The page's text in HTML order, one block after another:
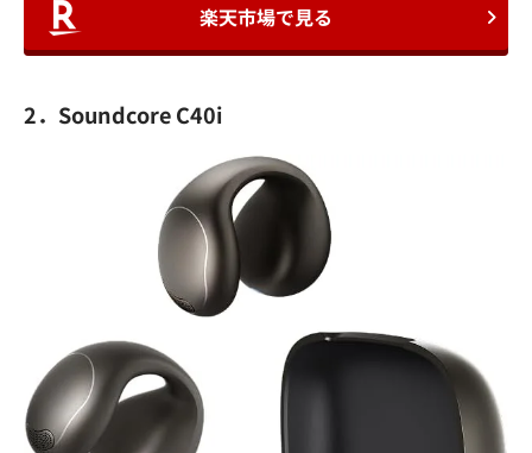
楽天市場で見る
2．Soundcore C40i